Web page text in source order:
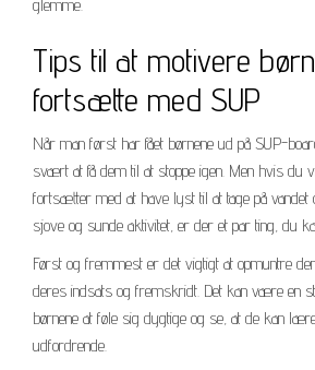
glemme.
Tips til at motivere
fortsætte med SUP
Når man først har fået børnene ud på SUP-
svært at få dem til at stoppe igen. Men hvis du
fortsætter med at have lyst til at tage på
sjove og sunde aktivitet, er der et par ting, du
Først og fremmest er det vigtigt at opmuntre
deres indsats og fremskridt. Det kan være en
børnene at føle sig dygtige og se, at de kan
udfordrende.